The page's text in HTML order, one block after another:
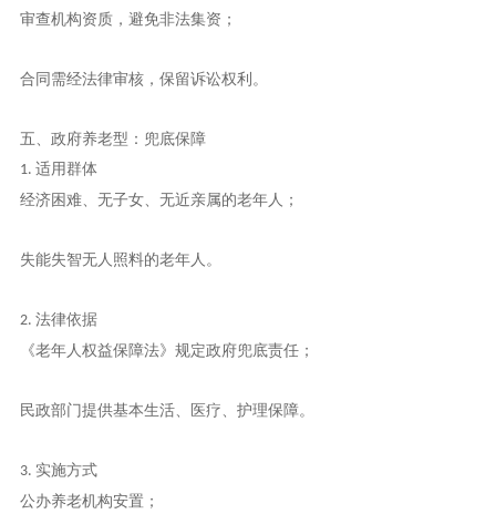
审查机构资质，避免非法集资；
合同需经法律审核，保留诉讼权利。
五、政府养老型：兜底保障
1. 适用群体
经济困难、无子女、无近亲属的老年人；
失能失智无人照料的老年人。
2. 法律依据
《老年人权益保障法》规定政府兜底责任；
民政部门提供基本生活、医疗、护理保障。
3. 实施方式
公办养老机构安置；